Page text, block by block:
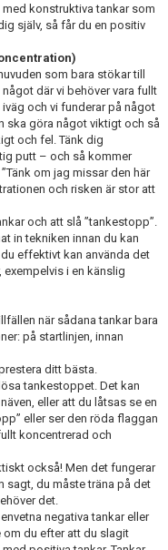
konstruktiva tankar som
själv, så får du en positiv
som bara stökar till
där vi behöver vara fullt
och vi funderar på något
ska göra något viktigt och så
och fel. Tänk dig
putt – och så kommer
om jag missar den här
och risken är stor att
och att slå ”tankestopp”.
in tekniken innan du kan
effektivt kan använda det
i en känslig
när sådana tankar bara
på startlinjen, innan
ditt bästa.
tankestoppet. Det kan
eller att du låtsas se en
eller ser den röda flaggan
koncentrerad och
också! Men det fungerar
sagt, du måste träna på det
det.
negativa tankar eller
om du efter att du slagit